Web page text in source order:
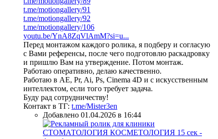
t.me/motiongallery/91
t.me/motiongallery/92
t.me/motiongallery/106
youtu.be/YnA8ZqVlAmM?si=u...
Перед монтажом каждого ролика, я подберу и согласую
с Вами референсы, после чего подготовлю раскадровку
и пришлю Вам на утверждение. Потом монтаж.
Работаю оперативно, делаю качественно.
Работаю в AE, Pr, Ai, Ps, Cinema 4D и с искусственным
интеллектом, если того требует задача.
Буду рад сотрудничеству!
Контакт в ТГ: t.me/Mister3en
Добавлено 01.04.2026 в 16:44